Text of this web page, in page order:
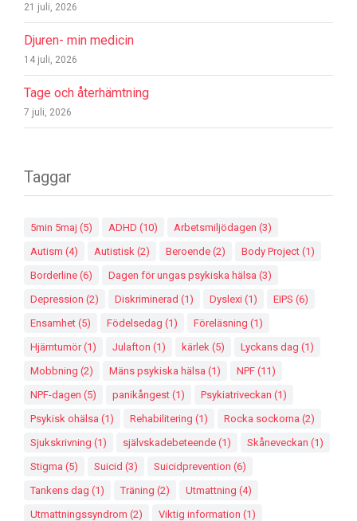
21 juli, 2026
Djuren- min medicin
14 juli, 2026
Tage och återhämtning
7 juli, 2026
Taggar
5min 5maj (5) ADHD (10) Arbetsmiljödagen (3)
Autism (4) Autistisk (2) Beroende (2) Body Project (1)
Borderline (6) Dagen för ungas psykiska hälsa (3)
Depression (2) Diskriminerad (1) Dyslexi (1) EIPS (6)
Ensamhet (5) Födelsedag (1) Föreläsning (1)
Hjärntumör(1) Julafton (1) kärlek (5) Lyckans dag (1)
Mobbning (2) Mäns psykiska hälsa (1) NPF (11)
NPF-dagen (5) panikångest (1) Psykiatriveckan (1)
Psykisk ohälsa (1) Rehabilitering (1) Rocka sockorna (2)
Sjukskrivning (1) självskadebeteende (1) Skåneveckan (1)
Stigma (5) Suicid (3) Suicidprevention (6)
Tankens dag (1) Träning (2) Utmattning (4)
Utmattningssyndrom (2) Viktig information (1)